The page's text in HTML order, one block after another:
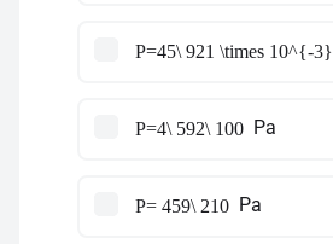
P=45\ 921 \times 10^{-3}
P=4\ 592\ 100 Pa
P= 459\ 210 Pa